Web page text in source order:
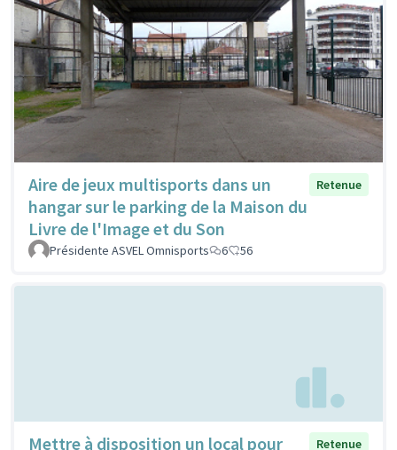
Aire de jeux multisports dans un
hangar sur le parking de la Maison du
Livre de l'Image et du Son
Retenue
Présidente ASVEL Omnisports 6 56
Mettre à disposition un local pour
Retenue